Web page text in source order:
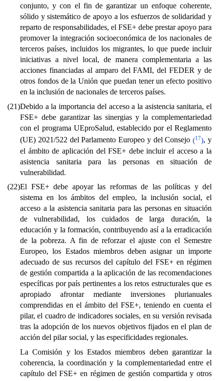
conjunto, y con el fin de garantizar un enfoque coherente,
sólido y sistemático de apoyo a los esfuerzos de solidaridad y
reparto de responsabilidades, el FSE+ debe prestar apoyo para
promover la integración socioeconómica de los nacionales de
terceros países, incluidos los migrantes, lo que puede incluir
iniciativas a nivel local, de manera complementaria a las
acciones financiadas al amparo del FAMI, del FEDER y de
otros fondos de la Unión que puedan tener un efecto positivo
en la inclusión de nacionales de terceros países.
(21)Debido a la importancia del acceso a la asistencia sanitaria, el
FSE+ debe garantizar las sinergias y la complementariedad
con el programa UEproSalud, establecido por el Reglamento
(UE) 2021/522 del Parlamento Europeo y del Consejo(17), y
el ámbito de aplicación del FSE+ debe incluir el acceso a la
asistencia sanitaria para las personas en situación de
vulnerabilidad.
(22)El FSE+ debe apoyar las reformas de las políticas y del
sistema en los ámbitos del empleo, la inclusión social, el
acceso a la asistencia sanitaria para las personas en situación
de vulnerabilidad, los cuidados de larga duración, la
educación y la formación, contribuyendo así a la erradicación
de la pobreza. A fin de reforzar el ajuste con el Semestre
Europeo, los Estados miembros deben asignar un importe
adecuado de sus recursos del capítulo del FSE+ en régimen
de gestión compartida a la aplicación de las recomendaciones
específicas por país pertinentes a los retos estructurales que es
apropiado afrontar mediante inversiones plurianuales
comprendidas en el ámbito del FSE+, teniendo en cuenta el
pilar, el cuadro de indicadores sociales, en su versión revisada
tras la adopción de los nuevos objetivos fijados en el plan de
acción del pilar social, y las especificidades regionales.
La Comisión y los Estados miembros deben garantizar la
coherencia, la coordinación y la complementariedad entre el
capítulo del FSE+ en régimen de gestión compartida y otros